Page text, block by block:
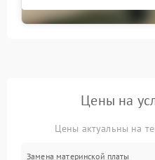
Цены на
Цены актуальны на
Замена материнской платы